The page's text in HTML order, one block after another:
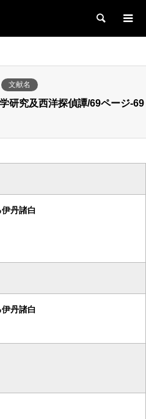
検索
文献名
研究及西洋探偵譚/69ページ-69
丹諸白
丹諸白